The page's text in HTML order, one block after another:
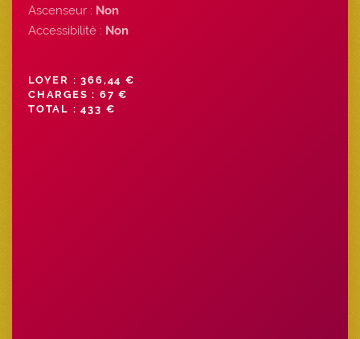
Ascenseur : Non
Accessibilité : Non
LOYER : 366,44 €
CHARGES : 67 €
TOTAL : 433 €